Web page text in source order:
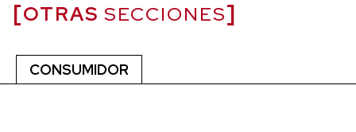
OTRAS SECCIONES
CONSUMIDOR